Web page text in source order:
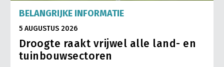
BELANGRIJKE INFORMATIE
5 AUGUSTUS 2026
Droogte raakt vrijwel alle land- en
tuinbouwsectoren